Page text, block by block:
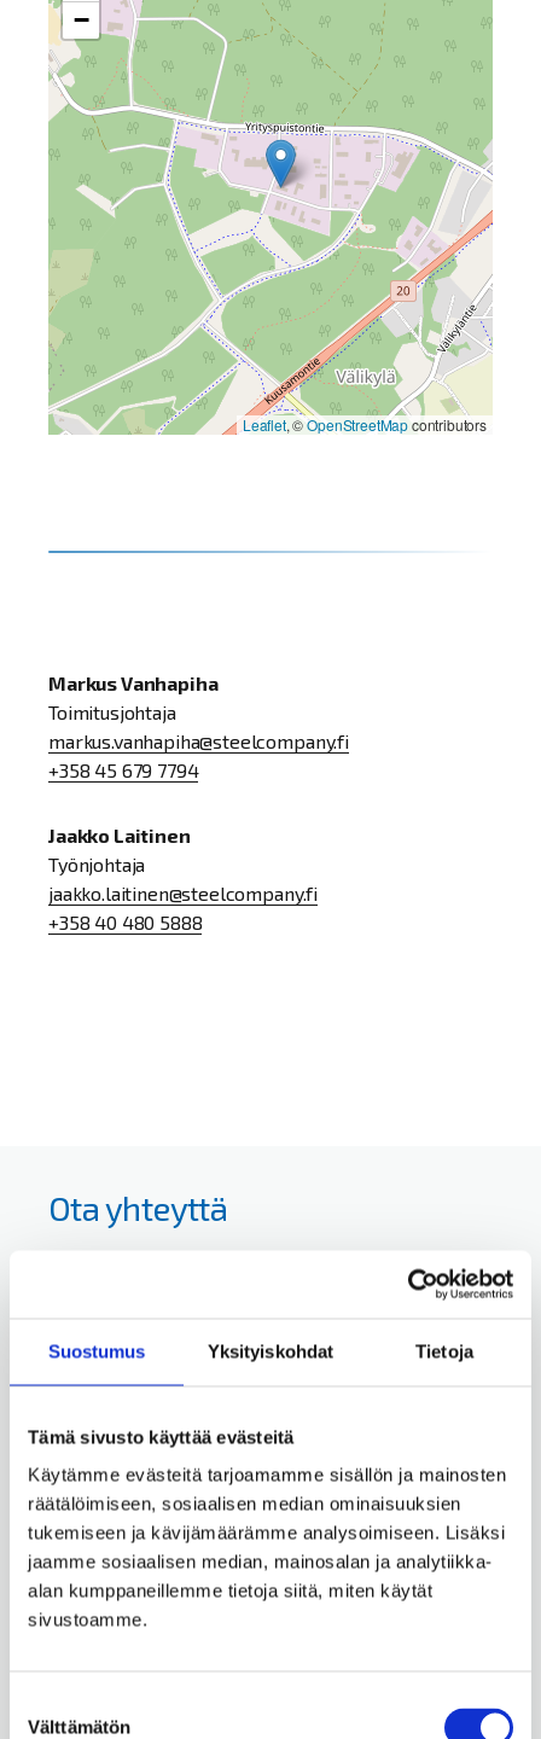
Suostumus Yksityiskohdat Tietoja
Tämä sivusto käyttää evästeitä
Käytämme evästeitä tarjoamamme sisällön ja mainosten
räätälöimiseen, sosiaalisen median ominaisuuksien
tukemiseen ja kävijämäärämme analysoimiseen. Lisäksi
jaamme sosiaalisen median, mainosalan ja analytiikka-
alan kumppaneillemme tietoja siitä, miten käytät
sivustoamme.
valinta
Välttämätön
−
Leaflet, ©OpenStreetMapcontributors
Markus Vanhapiha
Toimitusjohtaja
markus.vanhapiha@steelcompany.fi
+358 45 679 7794
Jaakko Laitinen
Työnjohtaja
jaakko.laitinen@steelcompany.fi
+358 40 480 5888
Ota yhteyttä
Puhelin*